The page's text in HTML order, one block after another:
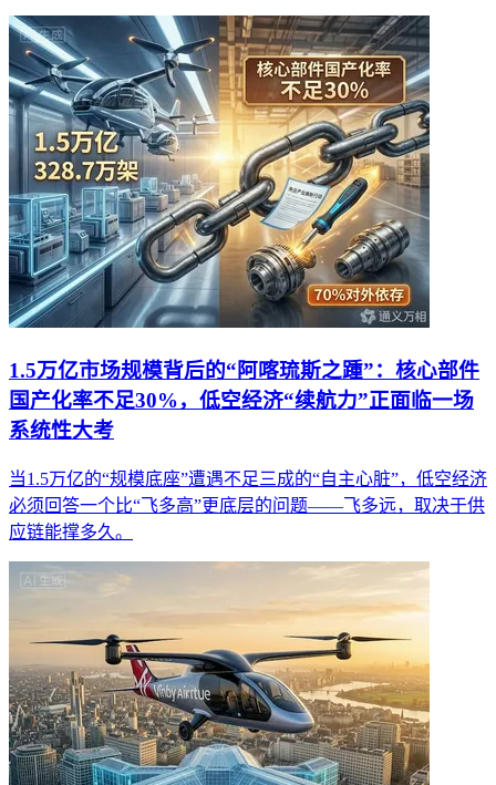
1.5万亿市场规模背后的“阿喀琉斯之踵”：核心部件
国产化率不足30%，低空经济“续航力”正面临一场
系统性大考
当1.5万亿的“规模底座”遭遇不足三成的“自主心脏”，低空经济
必须回答一个比“飞多高”更底层的问题——飞多远，取决于供
应链能撑多久。